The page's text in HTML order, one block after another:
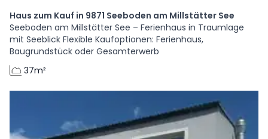
Haus zum Kauf in 9871 Seeboden am Millstätter See
Seeboden am Millstätter See – Ferienhaus in Traumlage
mit Seeblick Flexible Kaufoptionen: Ferienhaus,
Baugrundstück oder Gesamterwerb
37m²